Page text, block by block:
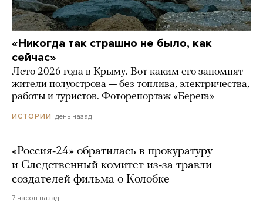
«Никогда так страшно не было, как
сейчас»
Лето 2026 года в Крыму. Вот каким его запомнят
жители полуострова — без топлива, электричества,
работы и туристов. Фоторепортаж «Берега»
ИСТОРИИ день назад
«Россия-24» обратилась в прокуратуру
и Следственный комитет из-за травли
создателей фильма о Колобке
7 часов назад